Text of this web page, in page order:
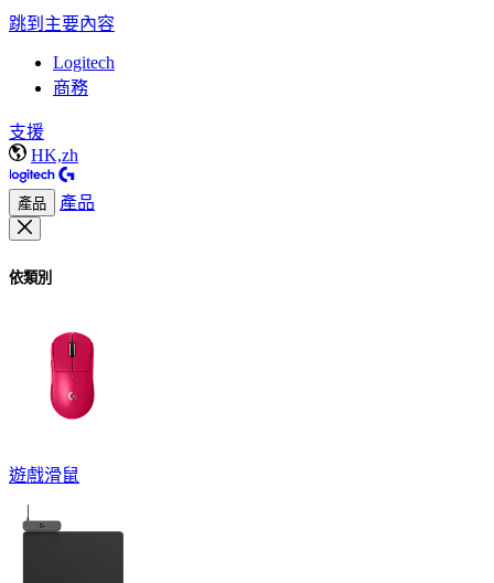
跳到主要內容
Logitech
商務
支援
HK,zh
產品 產品
依類別
遊戲滑鼠